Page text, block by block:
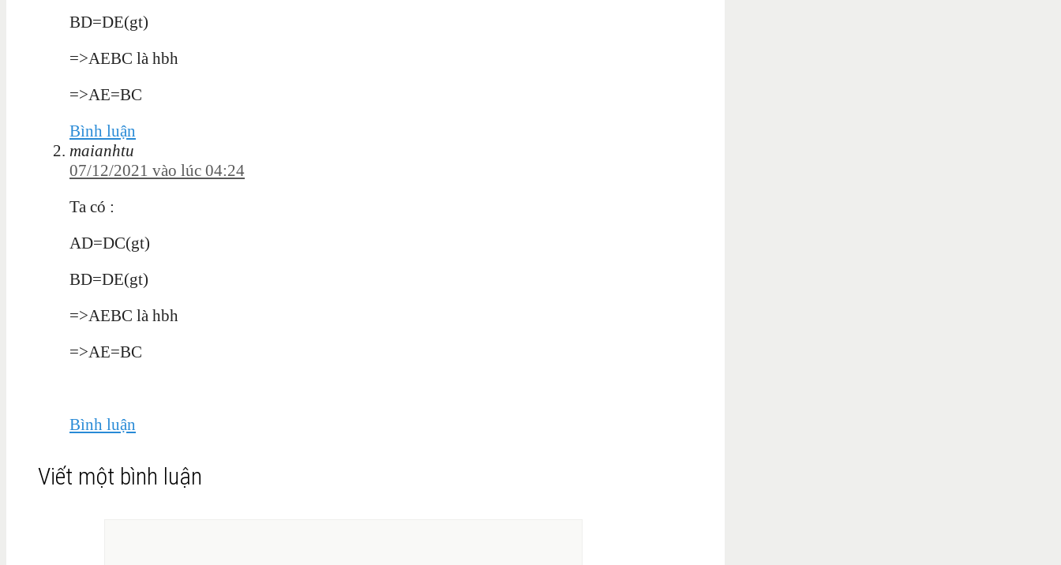
BD=DE(gt)
=>AEBC là hbh
=>AE=BC
Bình luận
maianhtu
07/12/2021 vào lúc 04:24
Ta có :
AD=DC(gt)
BD=DE(gt)
=>AEBC là hbh
=>AE=BC
Bình luận
Viết một bình luận